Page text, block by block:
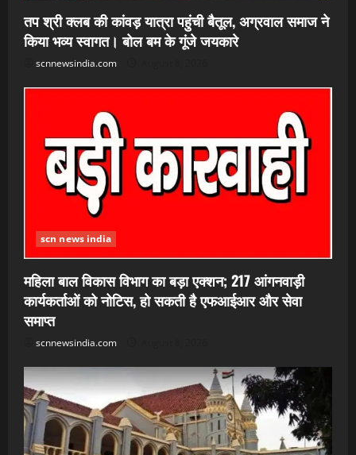
तप श्री क्लब की कांवड़ यात्रा पहुंची बैतूल, अग्रवाल समाज ने
किया भव्य स्वागत। बोल बम के गूंजे जयकारे
scnnewsindia.com
scn news india
महिला बाल विकास विभाग का बड़ा एक्शन; 217 आंगनवाड़ी
कार्यकर्ताओं को नोटिस, हो सकती है एफआईआर और सेवा
समाप्त
scnnewsindia.com